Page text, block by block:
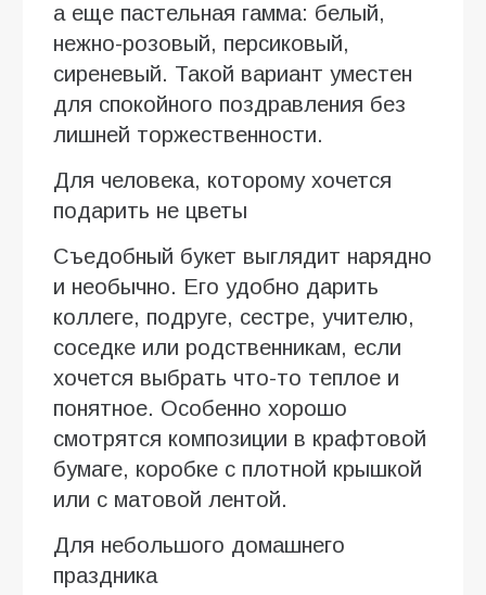
а еще пастельная гамма: белый,
нежно-розовый, персиковый,
сиреневый. Такой вариант уместен
для спокойного поздравления без
лишней торжественности.
Для человека, которому хочется
подарить не цветы
Съедобный букет выглядит нарядно
и необычно. Его удобно дарить
коллеге, подруге, сестре, учителю,
соседке или родственникам, если
хочется выбрать что-то теплое и
понятное. Особенно хорошо
смотрятся композиции в крафтовой
бумаге, коробке с плотной крышкой
или с матовой лентой.
Для небольшого домашнего
праздника